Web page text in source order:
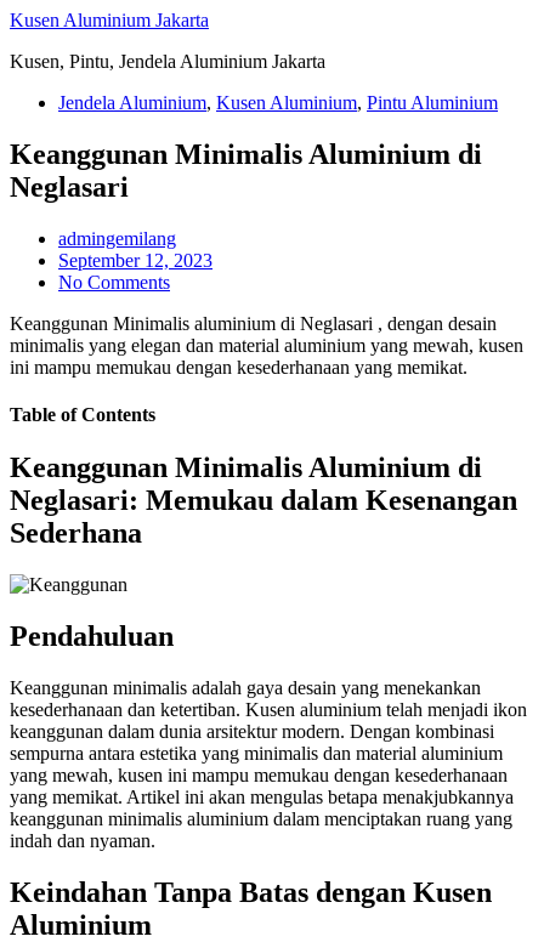
Skip
content
Kusen Aluminium Jakarta
Kusen, Pintu, Jendela Aluminium Jakarta
Jendela Aluminium, Kusen Aluminium, Pintu Aluminium
Keanggunan Minimalis Aluminium di
Neglasari
admingemilang
September 12, 2023
No Comments
Keanggunan Minimalis aluminium di Neglasari , dengan desain
minimalis yang elegan dan material aluminium yang mewah, kusen
ini mampu memukau dengan kesederhanaan yang memikat.
Table of Contents
Keanggunan Minimalis Aluminium di
Neglasari: Memukau dalam Kesenangan
Sederhana
Pendahuluan
Keanggunan minimalis adalah gaya desain yang menekankan
kesederhanaan dan ketertiban. Kusen aluminium telah menjadi ikon
keanggunan dalam dunia arsitektur modern. Dengan kombinasi
sempurna antara estetika yang minimalis dan material aluminium
yang mewah, kusen ini mampu memukau dengan kesederhanaan
yang memikat. Artikel ini akan mengulas betapa menakjubkannya
keanggunan minimalis aluminium dalam menciptakan ruang yang
indah dan nyaman.
Keindahan Tanpa Batas dengan Kusen
Aluminium